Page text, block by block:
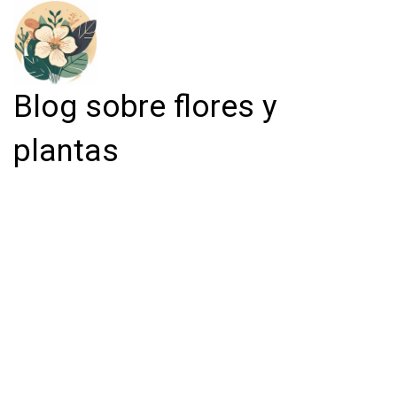
Blog sobre flores y
plantas